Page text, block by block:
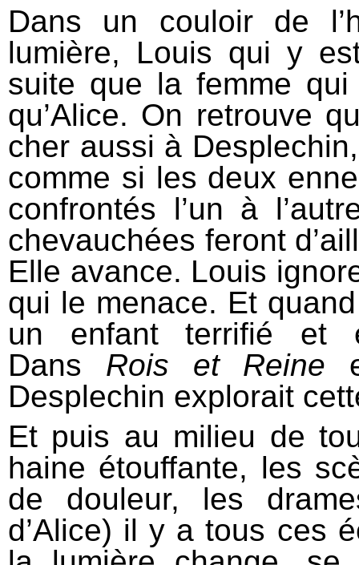
Dans un couloir de
lumière, Louis qui y
suite que la femme qui
qu’Alice. On retrouve
cher aussi à
comme si les deux
confrontés l’un à
chevauchées feront
Elle avance. Louis
qui le menace. Et
un enfant terrifié et
Dans Rois et Reine
Desplechin explorait
Et puis au milieu de
haine étouffante, les
de douleur, les
d’Alice) il y a tous ces